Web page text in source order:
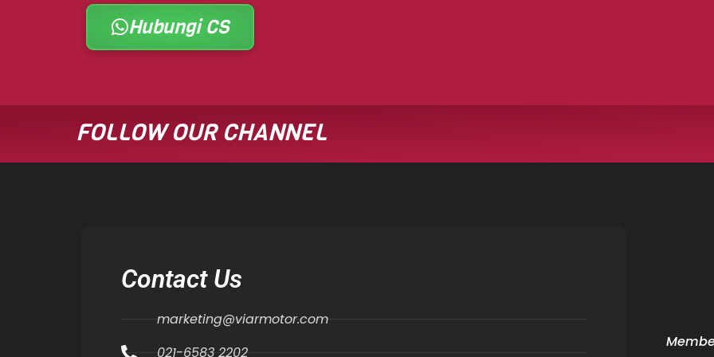
Hubungi CS
FOLLOW OUR CHANNEL
Contact Us
marketing@viarmotor.com
021-6583 2202